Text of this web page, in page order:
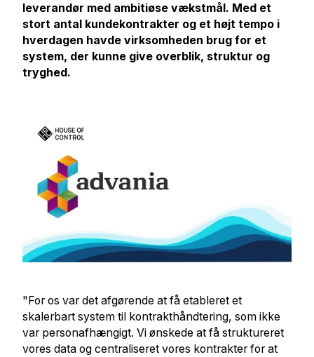
leverandør med ambitiøse vækstmål. Med et
stort antal kundekontrakter og et højt tempo i
hverdagen havde virksomheden brug for et
system, der kunne give overblik, struktur og
tryghed.
"For os var det afgørende at få etableret et
skalerbart system til kontrakthåndtering, som ikke
var personafhængigt. Vi ønskede at få struktureret
vores data og centraliseret vores kontrakter for at